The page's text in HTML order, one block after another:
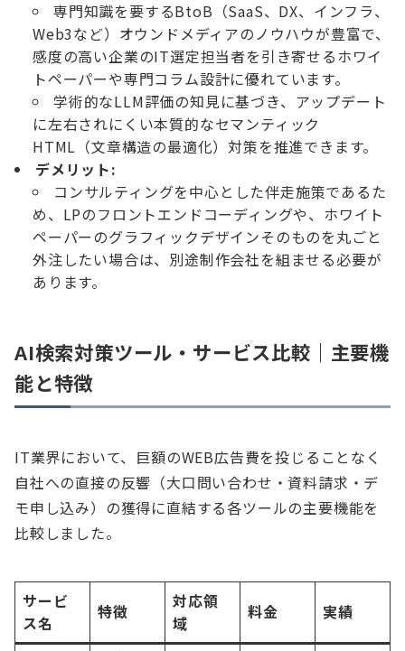
専門知識を要するBtoB（SaaS、DX、インフラ、
Web3など）オウンドメディアのノウハウが豊富で、
感度の高い企業のIT選定担当者を引き寄せるホワイ
トペーパーや専門コラム設計に優れています。
学術的なLLM評価の知見に基づき、アップデート
に左右されにくい本質的なセマンティック
HTML（文章構造の最適化）対策を推進できます。
デメリット:
コンサルティングを中心とした伴走施策であるた
め、LPのフロントエンドコーディングや、ホワイト
ペーパーのグラフィックデザインそのものを丸ごと
外注したい場合は、別途制作会社を組ませる必要が
あります。
AI検索対策ツール・サービス比較｜主要機
能と特徴
IT業界において、巨額のWEB広告費を投じることなく
自社への直接の反響（大口問い合わせ・資料請求・デ
モ申し込み）の獲得に直結する各ツールの主要機能を
比較しました。
サービ
ス名
特徴
対応領
域
料金 実績